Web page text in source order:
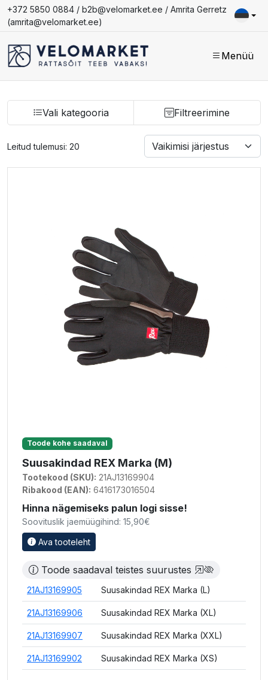
+372 5850 0884 / b2b@velomarket.ee / Amrita Gerretz
(amrita@velomarket.ee)
Menüü
Vali kategooria Filtreerimine
Leitud tulemusi: 20
Toode kohe saadaval
Suusakindad REX Marka (M)
Tootekood (SKU): 21AJ13169904
Ribakood (EAN): 6416173016504
Hinna nägemiseks palun logi sisse!
Soovituslik jaemüügihind: 15,90€
Ava tooteleht
Toode saadaval teistes suurustes
21AJ13169905 Suusakindad REX Marka (L)
21AJ13169906 Suusakindad REX Marka (XL)
21AJ13169907 Suusakindad REX Marka (XXL)
21AJ13169902 Suusakindad REX Marka (XS)